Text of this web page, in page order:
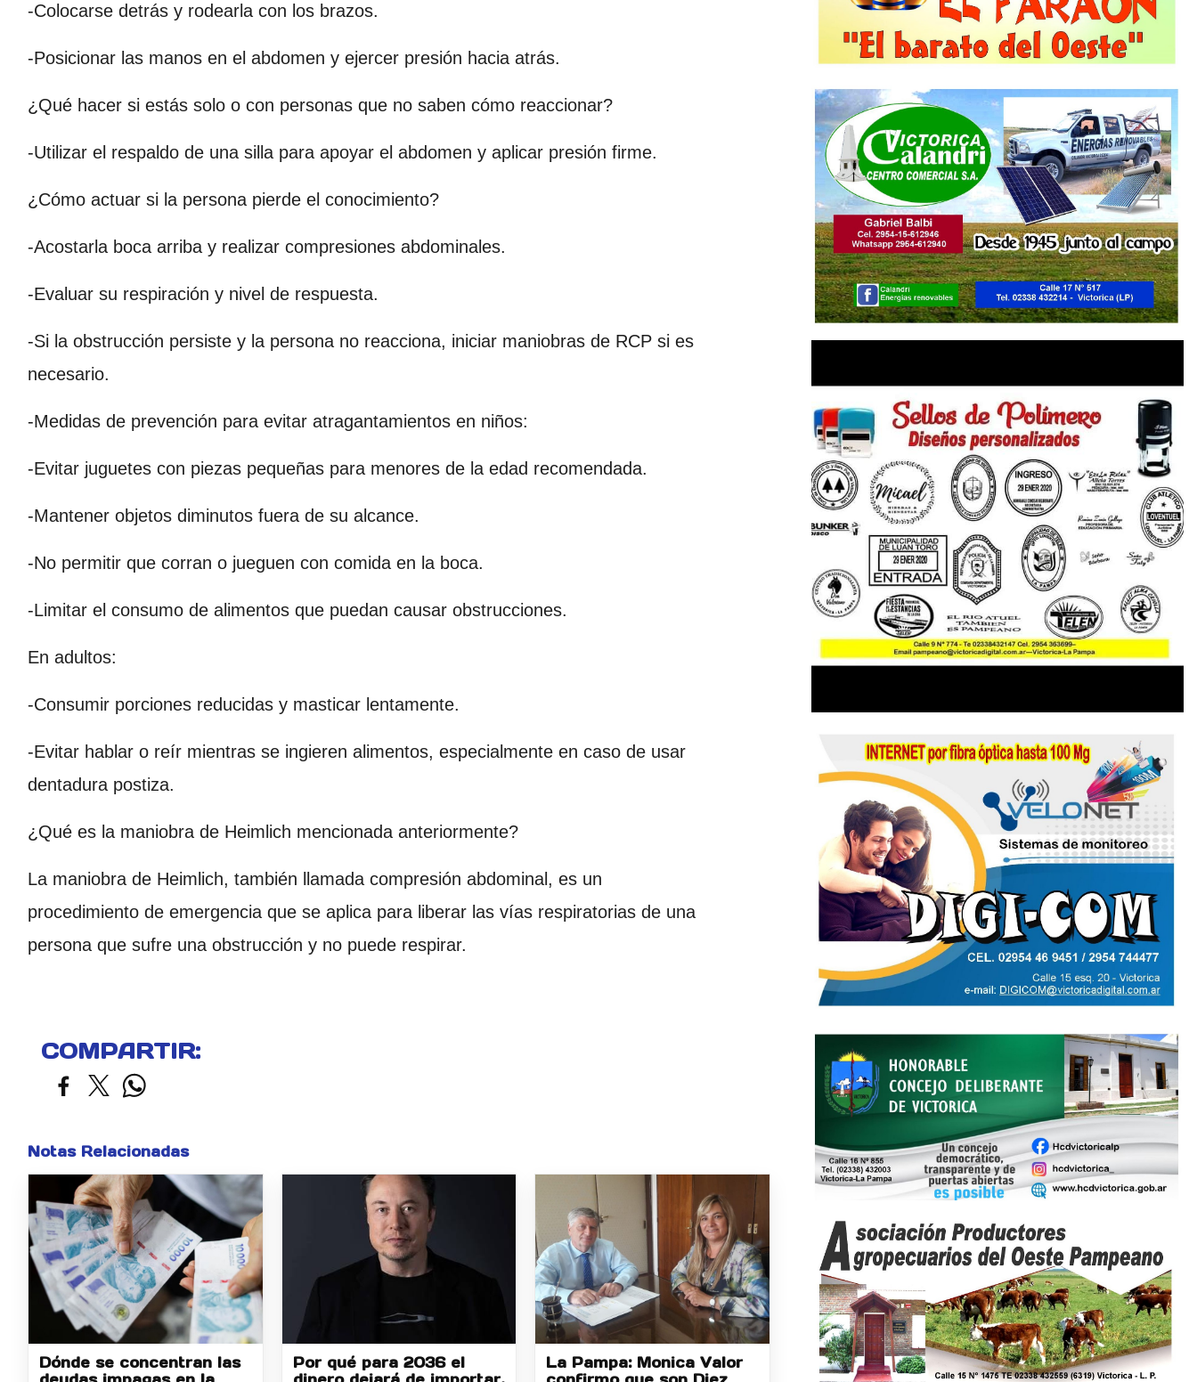
-Colocarse detrás y rodearla con los brazos.
-Posicionar las manos en el abdomen y ejercer presión hacia atrás.
¿Qué hacer si estás solo o con personas que no saben cómo reaccionar?
-Utilizar el respaldo de una silla para apoyar el abdomen y aplicar presión firme.
¿Cómo actuar si la persona pierde el conocimiento?
-Acostarla boca arriba y realizar compresiones abdominales.
-Evaluar su respiración y nivel de respuesta.
-Si la obstrucción persiste y la persona no reacciona, iniciar maniobras de RCP si es
necesario.
-Medidas de prevención para evitar atragantamientos en niños:
-Evitar juguetes con piezas pequeñas para menores de la edad recomendada.
-Mantener objetos diminutos fuera de su alcance.
-No permitir que corran o jueguen con comida en la boca.
-Limitar el consumo de alimentos que puedan causar obstrucciones.
En adultos:
-Consumir porciones reducidas y masticar lentamente.
-Evitar hablar o reír mientras se ingieren alimentos, especialmente en caso de usar
dentadura postiza.
¿Qué es la maniobra de Heimlich mencionada anteriormente?
La maniobra de Heimlich, también llamada compresión abdominal, es un
procedimiento de emergencia que se aplica para liberar las vías respiratorias de una
persona que sufre una obstrucción y no puede respirar.
COMPARTIR:
Notas Relacionadas
Dónde se concentran las
Por qué para 2036 el
La Pampa: Monica Valor